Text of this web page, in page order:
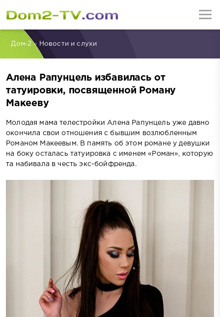
Дом-2» Новости и слухи
Алена Рапунцель избавилась от
татуировки, посвященной Роману
Макееву
Молодая мама телестройки Алена Рапунцель уже давно
окончила свои отношения с бывшим возлюбленным
Романом Макеевым. В память об этом романе у девушки
на боку осталась татуировка с именем «Роман», которую
та набивала в честь экс-бойфренда.